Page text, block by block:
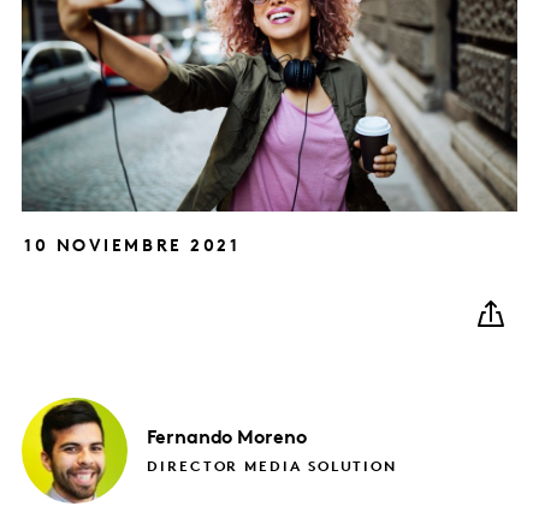
10 NOVIEMBRE 2021
Fernando Moreno
DIRECTOR MEDIA SOLUTION